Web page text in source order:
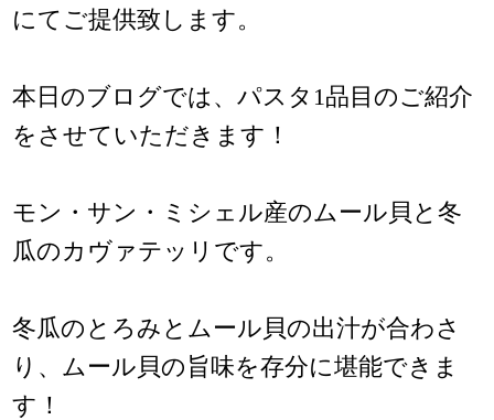
にてご提供致します。
本日のブログでは、パスタ1品目のご紹介
をさせていただきます！
モン・サン・ミシェル産のムール貝と冬
瓜のカヴァテッリです。
冬瓜のとろみとムール貝の出汁が合わさ
り、ムール貝の旨味を存分に堪能できま
す！